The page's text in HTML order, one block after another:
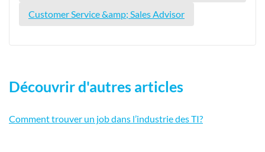
Customer Service &amp; Sales Advisor
Découvrir d'autres articles
Comment trouver un job dans l’industrie des TI?